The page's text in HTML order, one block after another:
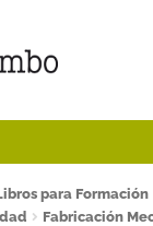
para Formación
Fabricación